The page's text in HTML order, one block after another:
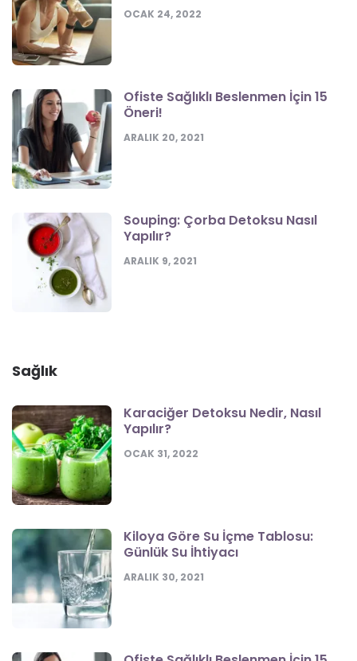
OCAK 24, 2022
Ofiste Sağlıklı Beslenmen İçin 15
Öneri!
ARALIK 20, 2021
Souping: Çorba Detoksu Nasıl
Yapılır?
ARALIK 9, 2021
Sağlık
Karaciğer Detoksu Nedir, Nasıl
Yapılır?
OCAK 31, 2022
Kiloya Göre Su İçme Tablosu:
Günlük Su İhtiyacı
ARALIK 30, 2021